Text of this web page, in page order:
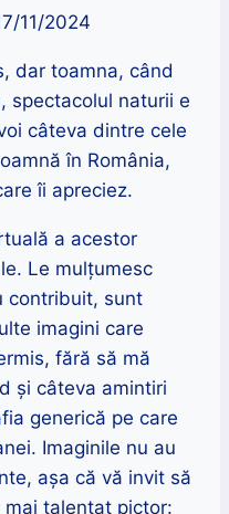
11/2024
dar toamna, când
spectacolul naturii e
câteva dintre cele
în România,
îi apreciez.
a acestor
Le mulțumesc
contribuit, sunt
imagini care
fără să mă
și câteva amintiri
generică pe care
Imaginile nu au
așa că vă invit să
talentat pictor: